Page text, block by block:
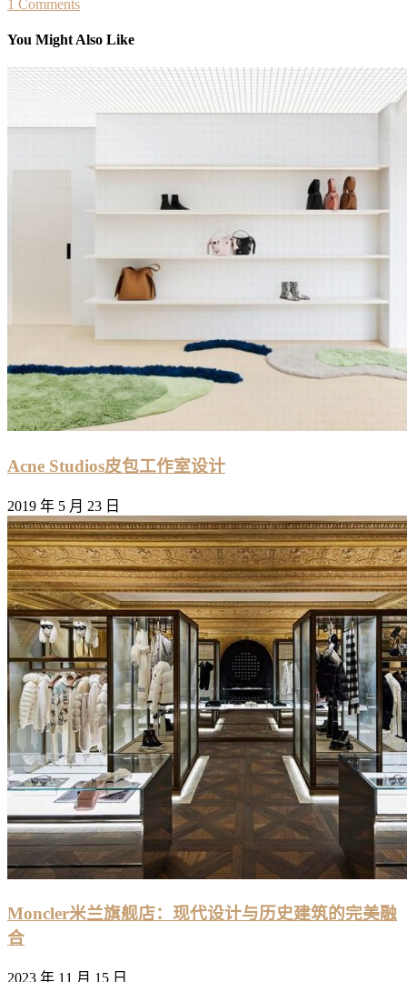
1 Comments
You Might Also Like
Acne Studios皮包工作室设计
2019 年 5 月 23 日
Moncler米兰旗舰店：现代设计与历史建筑的完美融
合
2023 年 11 月 15 日